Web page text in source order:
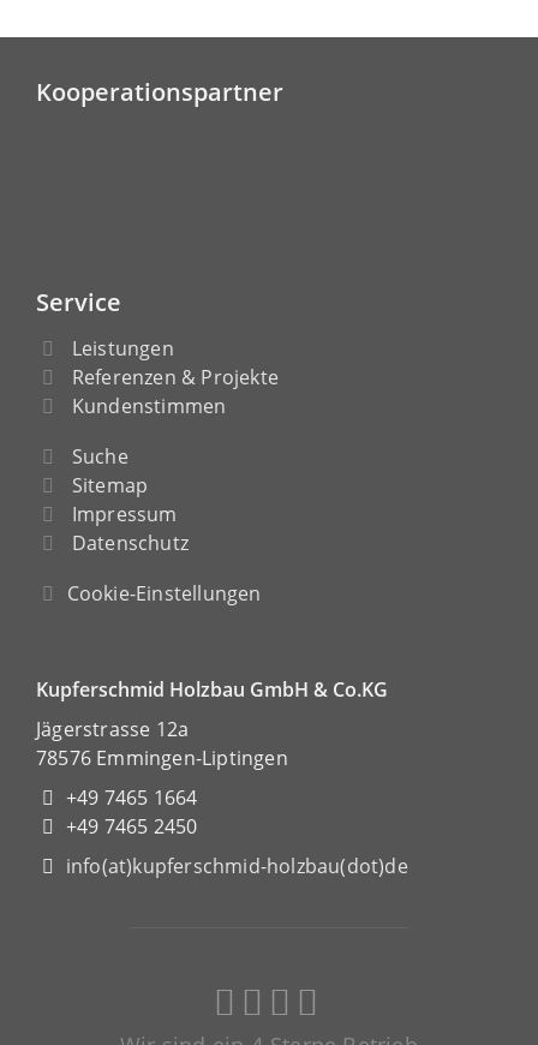
Kooperationspartner
Service
Leistungen
Referenzen & Projekte
Kundenstimmen
Suche
Sitemap
Impressum
Datenschutz
Cookie-Einstellungen
Kupferschmid Holzbau GmbH & Co.KG
Jägerstrasse 12a
78576 Emmingen-Liptingen
+49 7465 1664
+49 7465 2450
info(at)kupferschmid-holzbau(dot)de